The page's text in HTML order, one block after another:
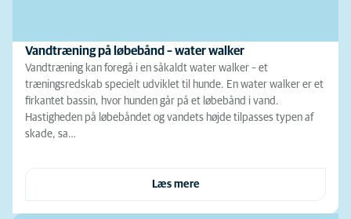
Vandtræning på løbebånd – water walker
Vandtræning kan foregå i en såkaldt water walker – et
træningsredskab specielt udviklet til hunde. En water walker er et
firkantet bassin, hvor hunden går på et løbebånd i vand.
Hastigheden på løbebåndet og vandets højde tilpasses typen af
skade, sa…
Læs mere